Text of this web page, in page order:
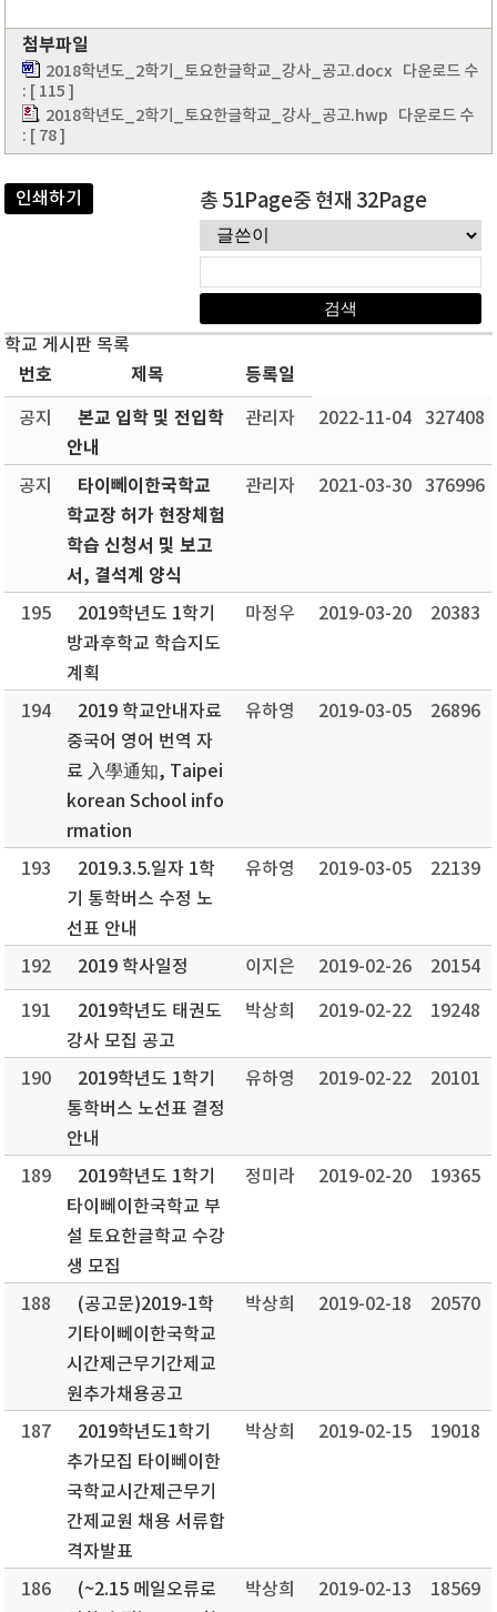
첨부파일
2018학년도_2학기_토요한글학교_강사_공고.docx 다운로드 수
: [ 115 ]
2018학년도_2학기_토요한글학교_강사_공고.hwp 다운로드 수
: [ 78 ]
인쇄하기 총 51Page중 현재 32Page
학교 게시판 목록
번호 제목 등록일
공지
본교 입학 및 전입학
안내
관리자 2022-11-04 327408
공지
타이뻬이한국학교
학교장 허가 현장체험
학습 신청서 및 보고
서, 결석계 양식
관리자 2021-03-30 376996
195
2019학년도 1학기
방과후학교 학습지도
계획
마정우 2019-03-20 20383
194
2019 학교안내자료
중국어 영어 번역 자
료 入學通知, Taipei
korean School info
rmation
유하영 2019-03-05 26896
193
2019.3.5.일자 1학
기 통학버스 수정 노
선표 안내
유하영 2019-03-05 22139
192 2019 학사일정 이지은 2019-02-26 20154
191
2019학년도 태권도
강사 모집 공고
박상희 2019-02-22 19248
190
2019학년도 1학기
통학버스 노선표 결정
안내
유하영 2019-02-22 20101
189
2019학년도 1학기
타이뻬이한국학교 부
설 토요한글학교 수강
생 모집
정미라 2019-02-20 19365
188
(공고문)2019-1학
기타이뻬이한국학교
시간제근무기간제교
원추가채용공고
박상희 2019-02-18 20570
187
2019학년도1학기
추가모집 타이뻬이한
국학교시간제근무기
간제교원 채용 서류합
격자발표
박상희 2019-02-15 19018
186
(~2.15 메일오류로
박상희 2019-02-13 18569